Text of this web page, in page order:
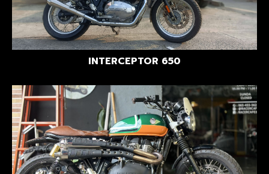
INTERCEPTOR 650